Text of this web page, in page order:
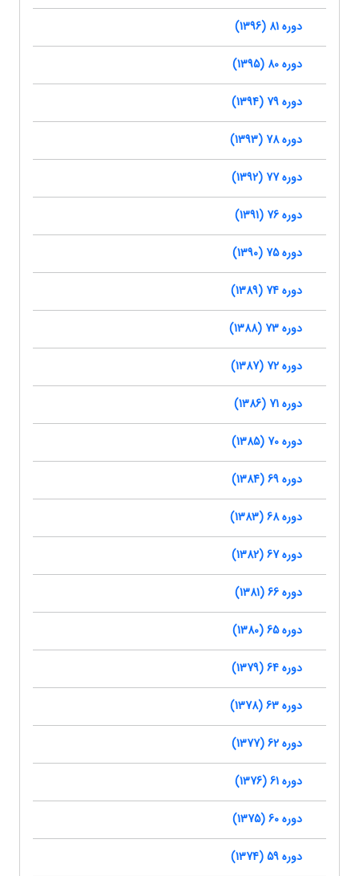
دوره 81 (1396)
دوره 80 (1395)
دوره 79 (1394)
دوره 78 (1393)
دوره 77 (1392)
دوره 76 (1391)
دوره 75 (1390)
دوره 74 (1389)
دوره 73 (1388)
دوره 72 (1387)
دوره 71 (1386)
دوره 70 (1385)
دوره 69 (1384)
دوره 68 (1383)
دوره 67 (1382)
دوره 66 (1381)
دوره 65 (1380)
دوره 64 (1379)
دوره 63 (1378)
دوره 62 (1377)
دوره 61 (1376)
دوره 60 (1375)
دوره 59 (1374)